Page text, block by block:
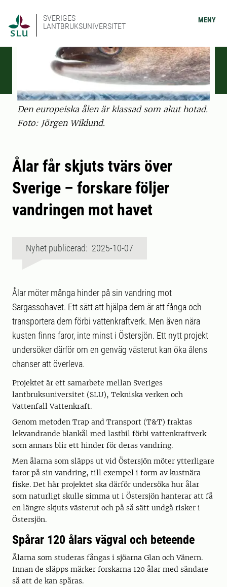
SVERIGES
LANTBRUKSUNIVERSITET
MENY
Den europeiska ålen är klassad som akut hotad.
Foto: Jörgen Wiklund.
Ålar får skjuts tvärs över
Sverige – forskare följer
vandringen mot havet
Nyhet publicerad: 2025-10-07
Ålar möter många hinder på sin vandring mot
Sargassohavet. Ett sätt att hjälpa dem är att fånga och
transportera dem förbi vattenkraftverk. Men även nära
kusten finns faror, inte minst i Östersjön. Ett nytt projekt
undersöker därför om en genväg västerut kan öka ålens
chanser att överleva.
Projektet är ett samarbete mellan Sveriges
lantbruksuniversitet (SLU), Tekniska verken och
Vattenfall Vattenkraft.
Genom metoden Trap and Transport (T&T) fraktas
lekvandrande blankål med lastbil förbi vattenkraftverk
som annars blir ett hinder för deras vandring.
Men ålarna som släpps ut vid Östersjön möter ytterligare
faror på sin vandring, till exempel i form av kustnära
fiske. Det här projektet ska därför undersöka hur ålar
som naturligt skulle simma ut i Östersjön hanterar att få
en längre skjuts västerut och på så sätt undgå risker i
Östersjön.
Spårar 120 ålars vägval och beteende
Ålarna som studeras fångas i sjöarna Glan och Vänern.
Innan de släpps märker forskarna 120 ålar med sändare
så att de kan spåras.